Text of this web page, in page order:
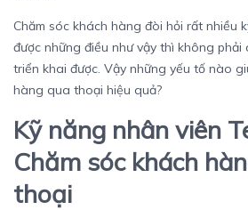
Chăm sóc khách hàng đòi hỏi rất nhiều
được những điều như vậy thì không
triển khai được. Vậy những yếu tố nào
hàng qua thoại hiệu quả?
Kỹ năng nhân viên
Chăm sóc khách
thoại